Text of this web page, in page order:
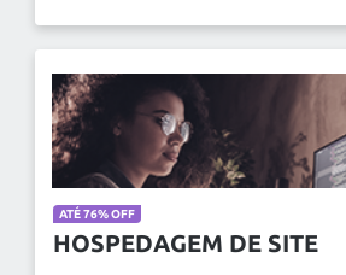
ATÉ 76% OFF
HOSPEDAGEM DE SITE